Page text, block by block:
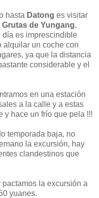
hasta Datong es visitar
de Yungang.
día es imprescindible
alquilar un coche con
ya que la distancia
considerable y el
en una estación
a la calle y a estas
y hace un frío que pela !!!
temporada baja, no
la excursión, hay
clandestinos que
la excursión a
yuanes.